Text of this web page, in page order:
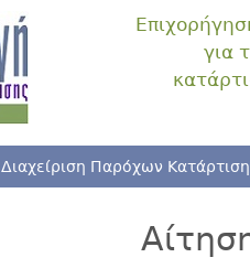
για
Διαχείριση Παρόχων